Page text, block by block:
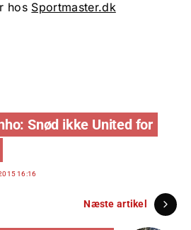
hos Sportmaster.dk
Snød ikke United for
16:16
Næste artikel